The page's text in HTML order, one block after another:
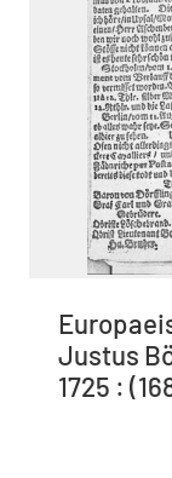
Justus
1725 :